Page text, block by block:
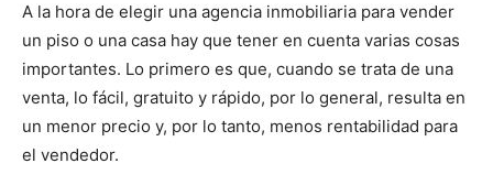
A la hora de elegir una agencia inmobiliaria para vender
un piso o una casa hay que tener en cuenta varias cosas
importantes. Lo primero es que, cuando se trata de una
venta, lo fácil, gratuito y rápido, por lo general, resulta en
un menor precio y, por lo tanto, menos rentabilidad para
el vendedor.